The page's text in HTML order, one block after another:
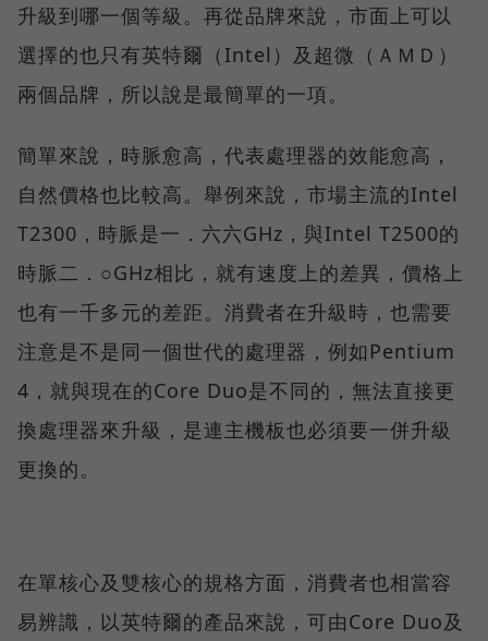
升級到哪一個等級。再從品牌來說，市面上可以
選擇的也只有英特爾（Intel）及超微（ＡＭＤ）
兩個品牌，所以說是最簡單的一項。
簡單來說，時脈愈高，代表處理器的效能愈高，
自然價格也比較高。舉例來說，市場主流的Intel
T2300，時脈是一．六六GHz，與Intel T2500的
時脈二．○GHz相比，就有速度上的差異，價格上
也有一千多元的差距。消費者在升級時，也需要
注意是不是同一個世代的處理器，例如Pentium
4，就與現在的Core Duo是不同的，無法直接更
換處理器來升級，是連主機板也必須要一併升級
更換的。
在單核心及雙核心的規格方面，消費者也相當容
易辨識，以英特爾的產品來說，可由Core Duo及